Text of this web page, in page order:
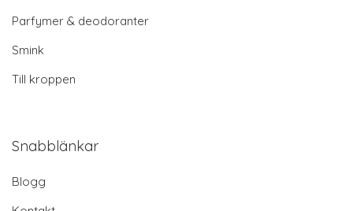
Parfymer & deodoranter
Smink
Till kroppen
Snabblänkar
Blogg